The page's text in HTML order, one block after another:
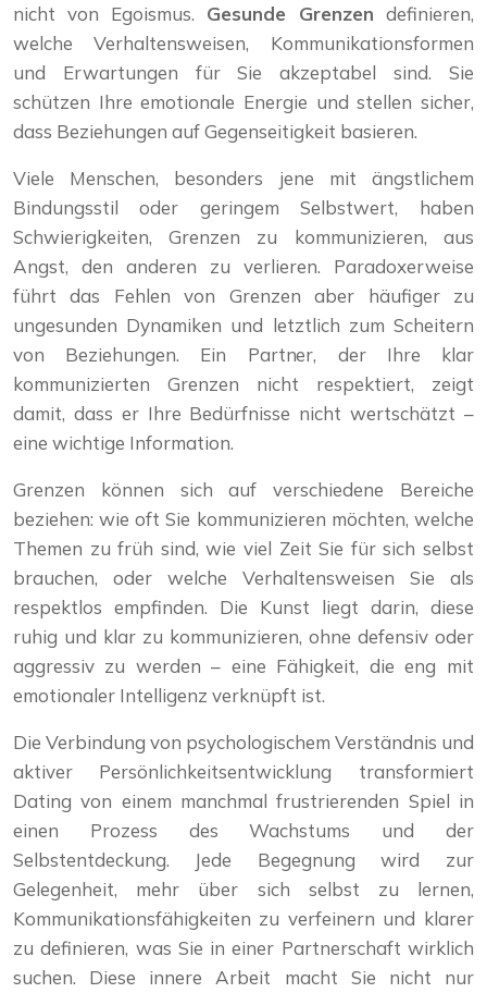
nicht von Egoismus. Gesunde Grenzen definieren,
welche Verhaltensweisen, Kommunikationsformen
und Erwartungen für Sie akzeptabel sind. Sie
schützen Ihre emotionale Energie und stellen sicher,
dass Beziehungen auf Gegenseitigkeit basieren.
Viele Menschen, besonders jene mit ängstlichem
Bindungsstil oder geringem Selbstwert, haben
Schwierigkeiten, Grenzen zu kommunizieren, aus
Angst, den anderen zu verlieren. Paradoxerweise
führt das Fehlen von Grenzen aber häufiger zu
ungesunden Dynamiken und letztlich zum Scheitern
von Beziehungen. Ein Partner, der Ihre klar
kommunizierten Grenzen nicht respektiert, zeigt
damit, dass er Ihre Bedürfnisse nicht wertschätzt –
eine wichtige Information.
Grenzen können sich auf verschiedene Bereiche
beziehen: wie oft Sie kommunizieren möchten, welche
Themen zu früh sind, wie viel Zeit Sie für sich selbst
brauchen, oder welche Verhaltensweisen Sie als
respektlos empfinden. Die Kunst liegt darin, diese
ruhig und klar zu kommunizieren, ohne defensiv oder
aggressiv zu werden – eine Fähigkeit, die eng mit
emotionaler Intelligenz verknüpft ist.
Die Verbindung von psychologischem Verständnis und
aktiver Persönlichkeitsentwicklung transformiert
Dating von einem manchmal frustrierenden Spiel in
einen Prozess des Wachstums und der
Selbstentdeckung. Jede Begegnung wird zur
Gelegenheit, mehr über sich selbst zu lernen,
Kommunikationsfähigkeiten zu verfeinern und klarer
zu definieren, was Sie in einer Partnerschaft wirklich
suchen. Diese innere Arbeit macht Sie nicht nur